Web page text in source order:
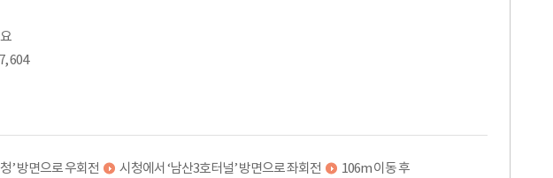
604
’ 방면으로 우회전 시청에서 ‘남산3호터널’ 방면으로 좌회전
106m 이동 후